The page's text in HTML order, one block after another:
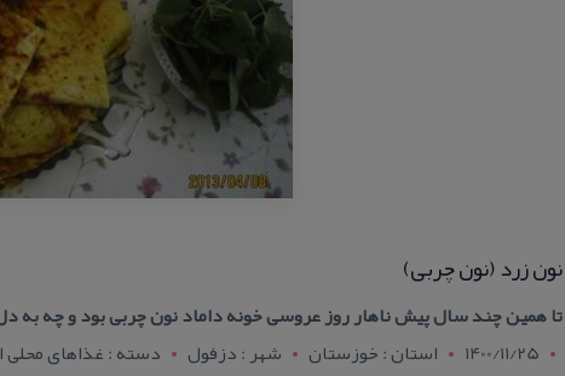
نون زرد (نون چربی)
تا همین چند سال پیش ناهار روز عروسی خونه داماد نون چربی بود و چه
1400/11/25
استان : خوزستان شهر : دزفول دسته : غذاهای محلی